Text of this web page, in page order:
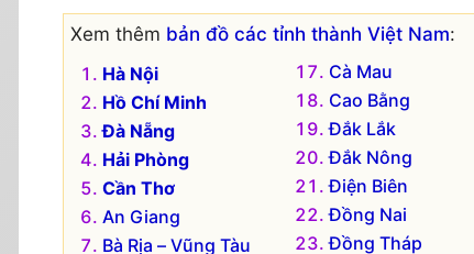
Xem thêm bản đồ các tỉnh thành Việt Nam:
Hà Nội
Hồ Chí Minh
Đà Nẵng
Hải Phòng
Cần Thơ
An Giang
Bà Rịa – Vũng Tàu
Cà Mau
Cao Bằng
Đắk Lắk
Đắk Nông
Điện Biên
Đồng Nai
Đồng Tháp